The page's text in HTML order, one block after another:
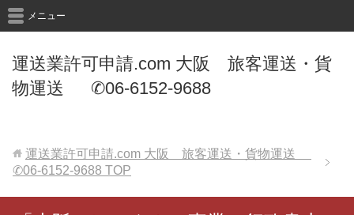
運送業許可申請.com 大阪 旅客運送・貨
物運送 ✆06-6152-9688
メニュー
運送業許可申請.com 大阪 旅客運送・貨物運送
✆06-6152-9688 TOP